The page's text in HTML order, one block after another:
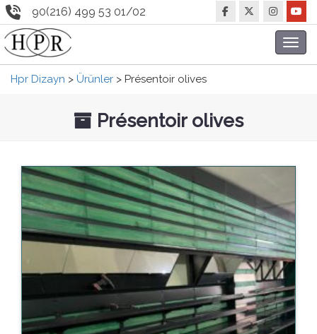
90(216) 499 53 01/02
Hpr Dizayn > Ürünler > Présentoir olives
Présentoir olives